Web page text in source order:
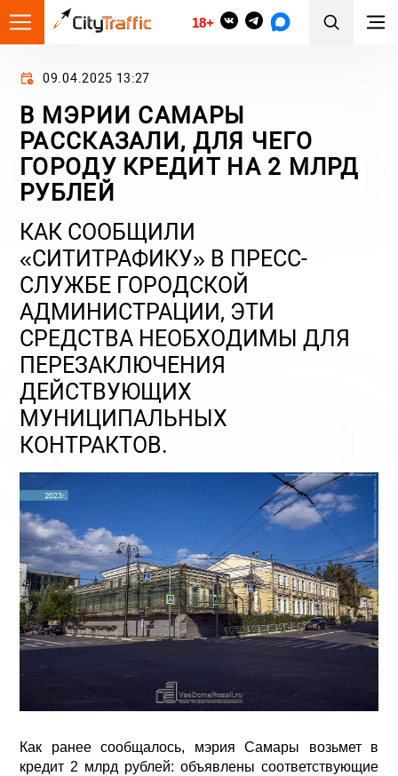
18+
09.04.2025 13:27
В МЭРИИ САМАРЫ
РАССКАЗАЛИ, ДЛЯ ЧЕГО
ГОРОДУ КРЕДИТ НА 2 МЛРД
РУБЛЕЙ
КАК СООБЩИЛИ
«СИТИТРАФИКУ» В ПРЕСС-
СЛУЖБЕ ГОРОДСКОЙ
АДМИНИСТРАЦИИ, ЭТИ
СРЕДСТВА НЕОБХОДИМЫ ДЛЯ
ПЕРЕЗАКЛЮЧЕНИЯ
ДЕЙСТВУЮЩИХ
МУНИЦИПАЛЬНЫХ
КОНТРАКТОВ.
Как ранее сообщалось, мэрия Самары возьмет в
кредит 2 млрд рублей: объявлены соответствующие